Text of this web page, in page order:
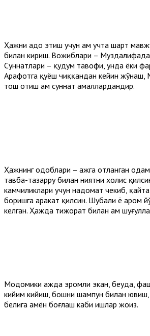
Ҳажни адо этиш учун ҳам учта шарт
билан кириш. Вожиблари –
Суннатлари – қудум тавофи, унда ёки
Арафотга қуёш чиққандан кейин
тош отиш ҳам суннат амаллардандир.
Ҳажнинг одоблари – ҳажга отланган
тавба-тазарру билан ниятни холис
камчиликлари учун надомат чекиб,
боришга ҳаракат қилсин. Шубҳали ё ҳаром
келган. Ҳажда тижорат билан ҳам
Модомики ҳажда эҳромли экан, беҳуда,
кийим кийиш, бошни шампун билан
белига ҳамён боғлаш каби ишлар жоиз.